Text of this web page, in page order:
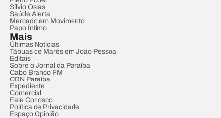
Sílvio Osias
Saúde Alerta
Mercado em Movimento
Papo Íntimo
Mais
Últimas Notícias
Tábuas de Marés em João Pessoa
Editais
Sobre o Jornal da Paraíba
Cabo Branco FM
CBN Paraíba
Expediente
Comercial
Fale Conosco
Política de Privacidade
Espaço Opinião